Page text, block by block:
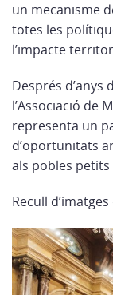
un mecanisme
totes les
l’impacte
Després
l’Associació de
representa un
d’oportunitats
als pobles petits
Recull